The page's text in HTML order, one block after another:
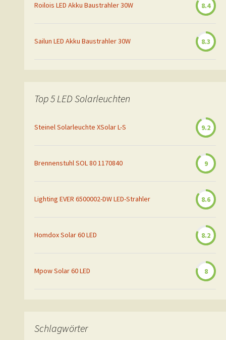
Roilois LED Akku Baustrahler 30W 8.4
Sailun LED Akku Baustrahler 30W 8.3
Top 5 LED Solarleuchten
Steinel Solarleuchte XSolar L-S 9.2
Brennenstuhl SOL 80 1170840 9
Lighting EVER 6500002-DW LED-Strahler 8.6
Homdox Solar 60 LED 8.2
Mpow Solar 60 LED 8
Schlagwörter